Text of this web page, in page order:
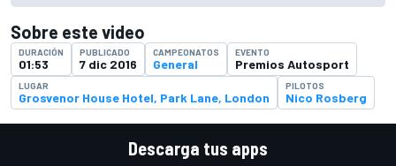
Sobre este video
DURACIÓN
01:53
PUBLICADO
7 dic 2016
CAMPEONATOS
General
EVENTO
Premios Autosport
LUGAR
Grosvenor House Hotel, Park Lane, London
PILOTOS
Nico Rosberg
Descarga tus apps